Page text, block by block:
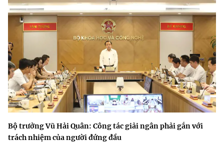
Bộ trưởng Vũ Hải Quân: Công tác giải ngân phải gắn với
trách nhiệm của người đứng đầu